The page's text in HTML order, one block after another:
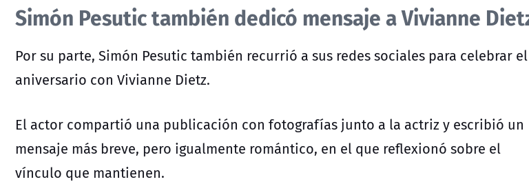
Simón Pesutic también dedicó mensaje a Vivianne
Por su parte, Simón Pesutic también recurrió a sus redes sociales para celebrar el
aniversario con Vivianne Dietz.
El actor compartió una publicación con fotografías junto a la actriz y escribió un
mensaje más breve, pero igualmente romántico, en el que reflexionó sobre el
vínculo que mantienen.